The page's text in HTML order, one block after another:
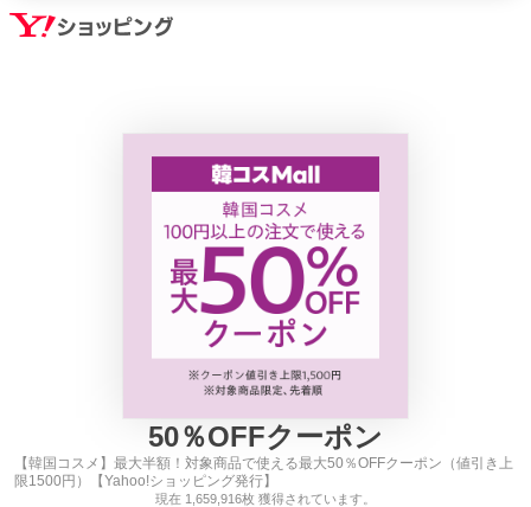
50％OFFクーポン
【韓国コスメ】最大半額！対象商品で使える最大50％OFFクーポン（値引き上
限1500円）【Yahoo!ショッピング発行】
現在 1,659,916枚 獲得されています。